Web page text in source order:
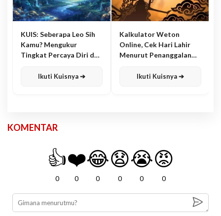
KUIS: Seberapa Leo Sih
Kamu? Mengukur
Tingkat Percaya Diri dan
Ikuti Kuisnya ➔
Kalkulator Weton
Online, Cek Hari Lahir
Menurut Penanggalan
Ikuti Kuisnya ➔
KOMENTAR
👍
0
❤️
0
😂
0
😧
0
😭
0
😡
0